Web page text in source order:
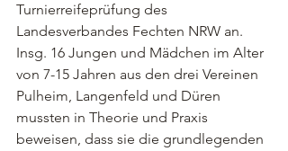
Turnierreifeprüfung des
Landesverbandes Fechten NRW an.
Insg. 16 Jungen und Mädchen im Alter
von 7-15 Jahren aus den drei Vereinen
Pulheim, Langenfeld und Düren
mussten in Theorie und Praxis
beweisen, dass sie die grundlegenden